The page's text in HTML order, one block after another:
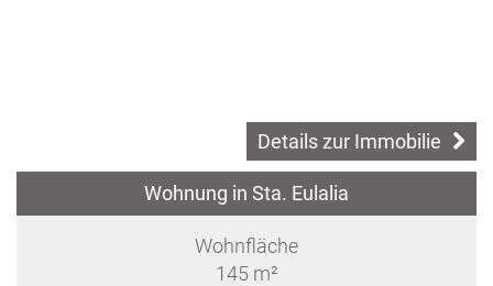
Details zur Immobilie
Wohnung in Sta. Eulalia
Wohnfläche
145 m²